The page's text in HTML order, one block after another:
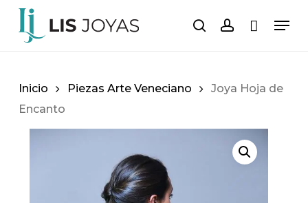
Saltar
contenido
buscarcuenta
Carro Cerrar
Inicio Piezas Arte Veneciano
Joya Hoja de
Encanto